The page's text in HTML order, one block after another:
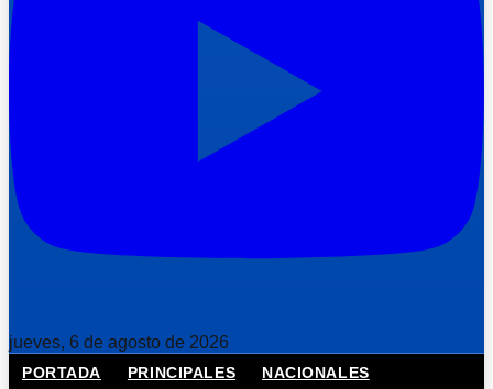
jueves, 6 de agosto de 2026
PORTADA PRINCIPALES NACIONALES